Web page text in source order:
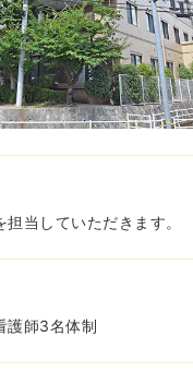
がいに感じることのでき
なく運動器の寿命を伸
ています。
をされる患者様がほとん
で対応されるやりがいを
★定着率がとても良い病
ても定着の良い病院で
っしゃいます。
、20年勤続される方も
100％です。産後も戻り
す。
安心して働くことができ
当していただきます。
護師3名体制